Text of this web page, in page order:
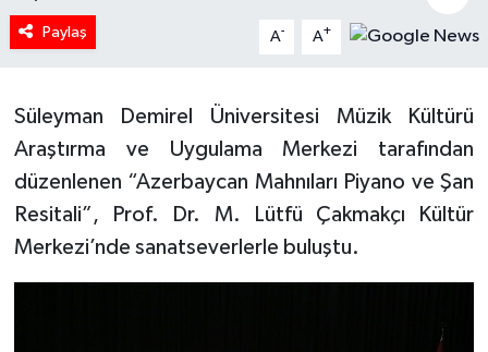
Paylaş A- A+
Süleyman Demirel Üniversitesi Müzik Kültürü
Araştırma ve Uygulama Merkezi tarafından
düzenlenen “Azerbaycan Mahnıları Piyano ve Şan
Resitali”, Prof. Dr. M. Lütfü Çakmakçı Kültür
Merkezi’nde sanatseverlerle buluştu.
HABERDE İNSAN
KÜLTÜR SANAT
MAGAZİN
Oyun